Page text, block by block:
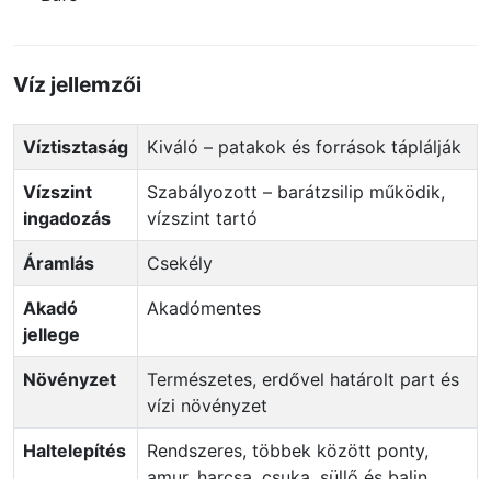
Víz jellemzői
Víztisztaság Kiváló – patakok és források táplálják
Vízszint
ingadozás
Szabályozott – barátzsilip működik,
vízszint tartó
Áramlás Csekély
Akadó
jellege
Akadómentes
Növényzet
Természetes, erdővel határolt part és
vízi növényzet
Haltelepítés
Rendszeres, többek között ponty,